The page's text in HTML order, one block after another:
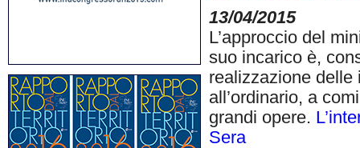
13/04/2015
L’approccio del
suo incarico è,
realizzazione delle
all’ordinario, a
grandi opere.
Sera